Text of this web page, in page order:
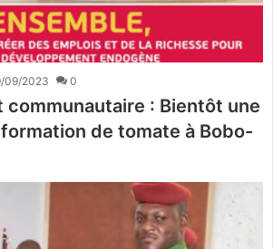
09/2023 0
communautaire : Bientôt une
de tomate à Bobo-